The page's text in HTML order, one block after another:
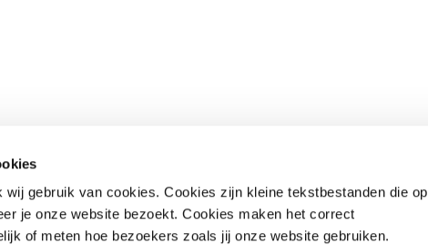
gebruik van cookies. Cookies zijn kleine tekstbestanden die op
je onze website bezoekt. Cookies maken het correct
of meten hoe bezoekers zoals jij onze website gebruiken.